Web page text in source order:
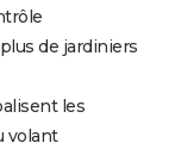
de jardiniers
les
volant